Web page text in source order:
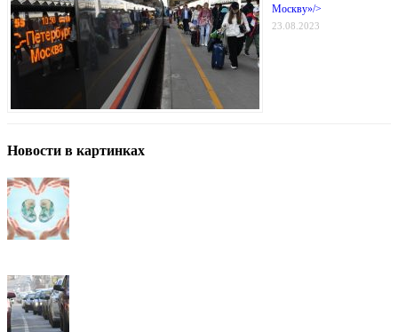
Москву»/>
23.08.2023
Новости в картинках